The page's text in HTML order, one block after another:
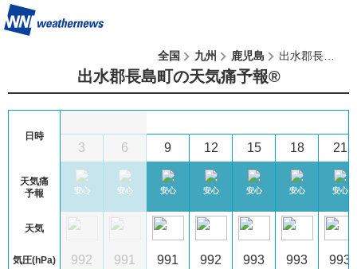
全国 九州 鹿児島 出水郡長島町
出水郡長島町の天気痛予報®︎
日時
天気痛
予報
天気
気圧(hPa)
安心
992
3
安心
992
6
安心
991
9
安心
991
12
安心
992
15
安心
993
18
安心
993
21
安心
993